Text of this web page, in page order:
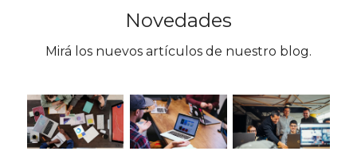
Novedades
Mirá los nuevos artículos de nuestro blog.